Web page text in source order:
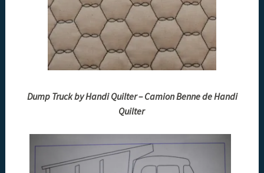
Dump Truck by Handi Quilter – Camion Benne de Handi
Quilter